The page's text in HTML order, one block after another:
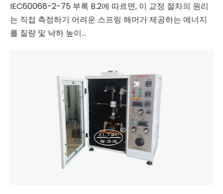
IEC60068-2-75 부록 B.2에 따르면, 이 교정 절차의 원리
는 직접 측정하기 어려운 스프링 해머가 제공하는 에너지
를 질량 및 낙하 높이...